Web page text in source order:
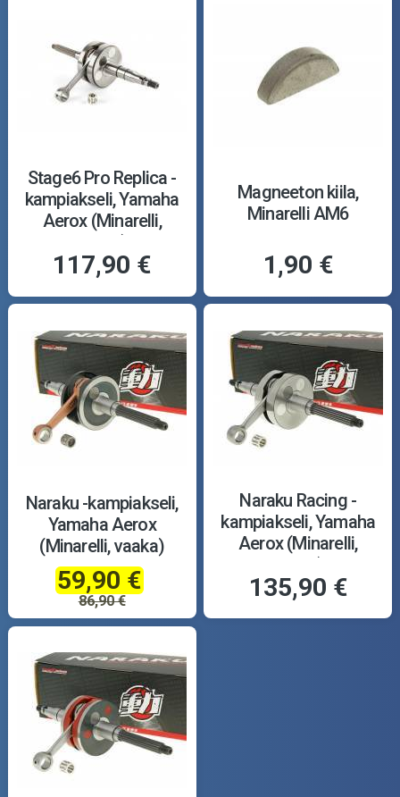
Stage6 Pro Replica -
kampiakseli, Yamaha
Aerox (Minarelli,
117,90 €
Magneeton kiila,
Minarelli AM6
1,90 €
Naraku -kampiakseli,
Yamaha Aerox
(Minarelli, vaaka)
59,90 €
86,90 €
Naraku Racing -
kampiakseli, Yamaha
Aerox (Minarelli,
vaaka)
135,90 €